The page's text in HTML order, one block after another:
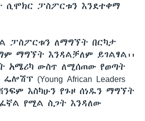
ሲሞክር ፓስፖርቱን እንደተቀማ
ፓስፖርቱን ለማግኘት በርካታ
ማግኘት እንዳልቻለም ይገልፃል፡፡
አሜሪካ ውስጥ ለሚሰጠው የወጣት
(Young African Leaders
እስካሁን የጉዞ ሰነዱን ማግኘት
የሚል ስጋት እንዳለው